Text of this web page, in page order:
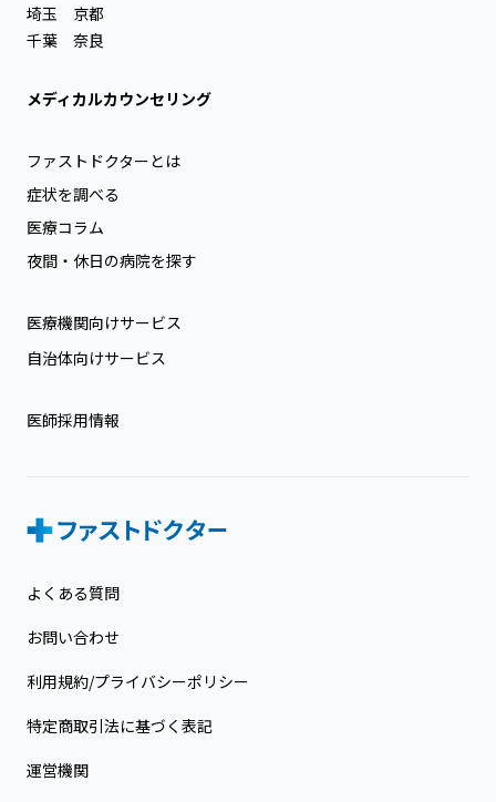
埼玉
千葉
京都
奈良
メディカルカウンセリング
ファストドクターとは
症状を調べる
医療コラム
夜間・休日の病院を探す
医療機関向けサービス
自治体向けサービス
医師採用情報
よくある質問
お問い合わせ
利用規約/プライバシーポリシー
特定商取引法に基づく表記
運営機関